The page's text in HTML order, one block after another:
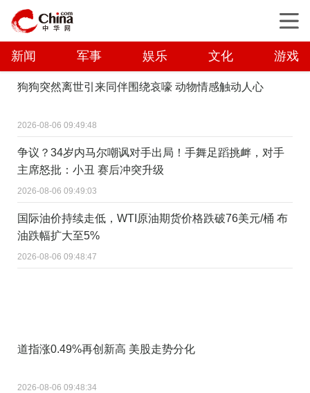
新闻 军事 娱乐 文化 游戏
狗狗突然离世引来同伴围绕哀嚎 动物情感触动人心
2026-08-06 09:49:48
争议？34岁内马尔嘲讽对手出局！手舞足蹈挑衅，对手
主席怒批：小丑 赛后冲突升级
2026-08-06 09:49:03
国际油价持续走低，WTI原油期货价格跌破76美元/桶 布
油跌幅扩大至5%
2026-08-06 09:48:47
道指涨0.49%再创新高 美股走势分化
2026-08-06 09:48:34